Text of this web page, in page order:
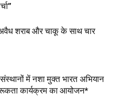
शराब और चाकू के साथ चार
में नशा मुक्त भारत अभियान
कार्यक्रम का आयोजन*